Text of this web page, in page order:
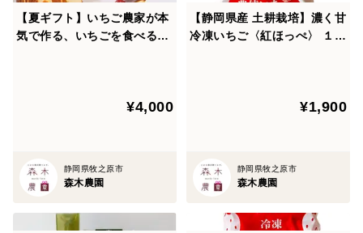
■有機酵素・菌を散布し微生物の元気UP
みなさんもよく食べるヨーグルトや納豆から手作りの有
土の中の有機物の分解を促進し畑の土が栄養満点になり
は全体的に見違えるほどピンッと立ち上がります。
実際にこの有機酵素・菌を与えることで病気に強い木に
育ち、害虫への農薬散布などもかなりの量を減らすこと
【夏ギフト】いちご農家が本
気で作る、いちごを食べるた
¥4,000
静岡県牧之原市
森木農園
【静岡県産 土耕栽培】濃く甘
冷凍いちご〈紅ほっぺ〉 １ｋ
¥1,900
静岡県牧之原市
森木農園